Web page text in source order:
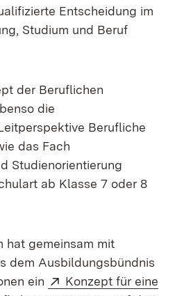
Entscheidung im
Studium und Beruf
der Beruflichen
die
Berufliche
das Fach
Studienorientierung
ab Klasse 7 oder 8
hat gemeinsam mit
dem Ausbildungsbündnis
ein
Extern:
Konzept für eine